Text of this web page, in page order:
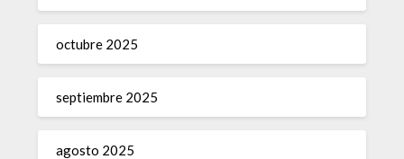
octubre 2025
septiembre 2025
agosto 2025